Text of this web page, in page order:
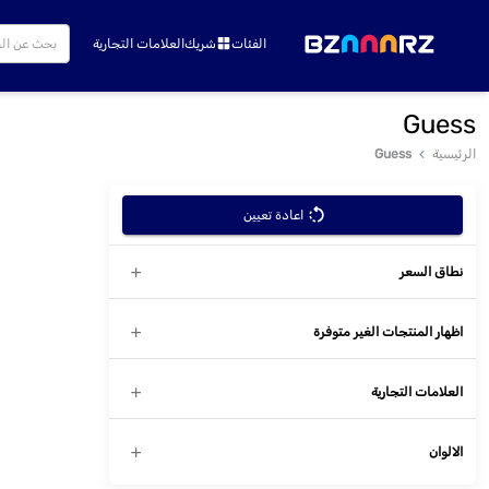
الفئات شريكالعلامات التجارية
Guess
الرئيسية Guess
اعادة تعيين
نطاق السعر
اظهار المنتجات الغير متوفرة
العلامات التجارية
الالوان